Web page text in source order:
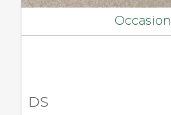
Occasion
DS